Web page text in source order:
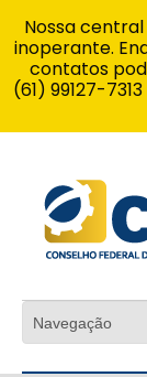
Nossa
inoperante.
contatos
(61) 99127-